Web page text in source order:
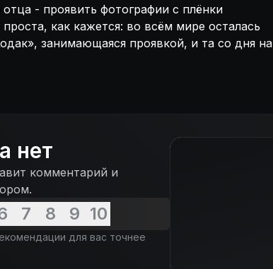
- проявить фотографии с плёнки
как кажется: во всём мире осталась
занимающаяся проявкой, и та со дня на
нет
комментарий и
7 8 9 10
для вас точнее